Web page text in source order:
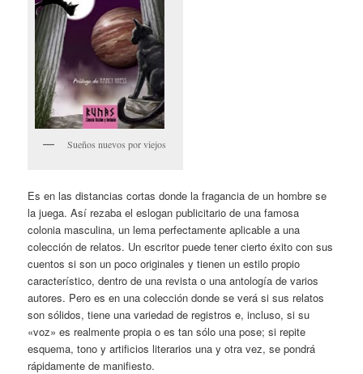
Sueños nuevos por viejos
Es en las distancias cortas donde la fragancia de un hombre se
la juega. Así rezaba el eslogan publicitario de una famosa
colonia masculina, un lema perfectamente aplicable a una
colección de relatos. Un escritor puede tener cierto éxito con sus
cuentos si son un poco originales y tienen un estilo propio
característico, dentro de una revista o una antología de varios
autores. Pero es en una colección donde se verá si sus relatos
son sólidos, tiene una variedad de registros e, incluso, si su
«voz» es realmente propia o es tan sólo una pose; si repite
esquema, tono y artificios literarios una y otra vez, se pondrá
rápidamente de manifiesto.